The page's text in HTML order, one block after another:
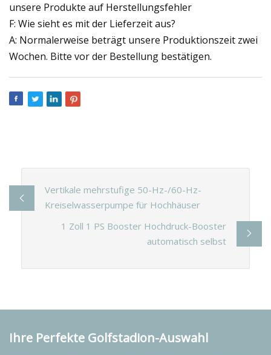
unsere Produkte auf Herstellungsfehler
F: Wie sieht es mit der Lieferzeit aus?
A: Normalerweise beträgt unsere Produktionszeit zwei
Wochen. Bitte vor der Bestellung bestätigen.
Vertikale mehrstufige 50-Hz-/60-Hz-
Kreiselwasserpumpe für Hochhäuser
1 Zoll 1 PS Booster Hochdruck-Booster
automatisch selbst
Ihre Perfekte Golfstadion-Auswahl